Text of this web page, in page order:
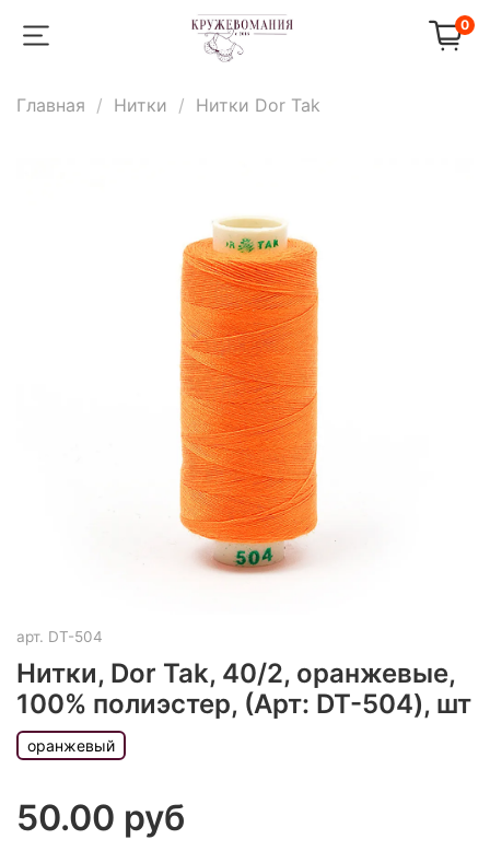
0
Главная Нитки Нитки Dor Tak
арт. DT-504
Нитки, Dor Tak, 40/2, оранжевые,
100% полиэстер, (Арт: DT-504), шт
оранжевый
50.00 руб